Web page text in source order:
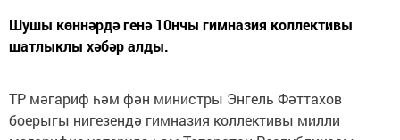
Шушы көннәрдә генә 10нчы гимназия коллективы
шатлыклы хәбәр алды.
ТР мәгариф һәм фән министры Энгель Фәттахов
боерыгы нигезендә гимназия коллективы милли